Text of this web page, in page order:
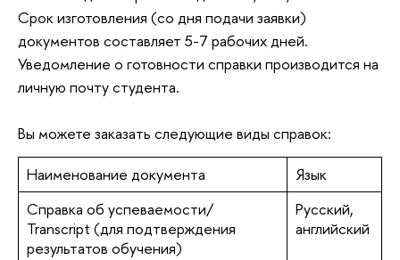
Срок изготовления (со дня подачи заявки)
документов составляет 5-7 рабочих дней.
Уведомление о готовности справки производится на
личную почту студента.
Вы можете заказать следующие виды справок:
Наименование документа
Язык
Справка об успеваемости/
Transcript (для подтверждения
результатов обучения)
Русский,
английский